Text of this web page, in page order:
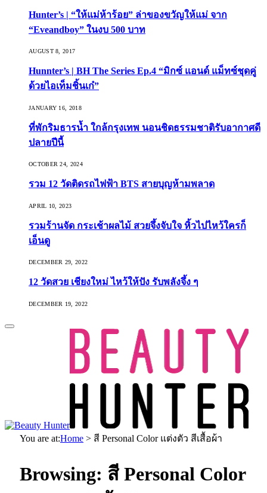
Hunter’s | “ให้แม่ห้าร้อย” ล่าของขวัญให้แม่ จาก
“Eveandboy” ในงบ 500 บาท
AUGUST 8, 2017
Hunnter’s | BH The Series Ep.4 “มิกซ์ แอนด์ แม็ทซ์ชุดคู่
ด้วยไอเท็มชิ้นเก๋”
JANUARY 16, 2018
ที่พักริมธารน้ำ ใกล้กรุงเทพ นอนชิดธรรมชาติรับอากาศดี
ปลายปีนี้
OCTOBER 24, 2024
รวม 12 วัดติดรถไฟฟ้า BTS สายบุญห้ามพลาด
APRIL 10, 2023
รวมร้านจัด กระเช้าผลไม้ สวยจึ้งจับใจ หิ้วไปไหว้ใครก็
เอ็นดู
DECEMBER 29, 2022
12 วัดสวย เชียงใหม่ ไหว้ให้ปัง รับพลังจึ้ง ๆ
DECEMBER 19, 2022
You are at:Home > สี Personal Color แต่งตัว สีเสื้อผ้า
Browsing: สี Personal Color